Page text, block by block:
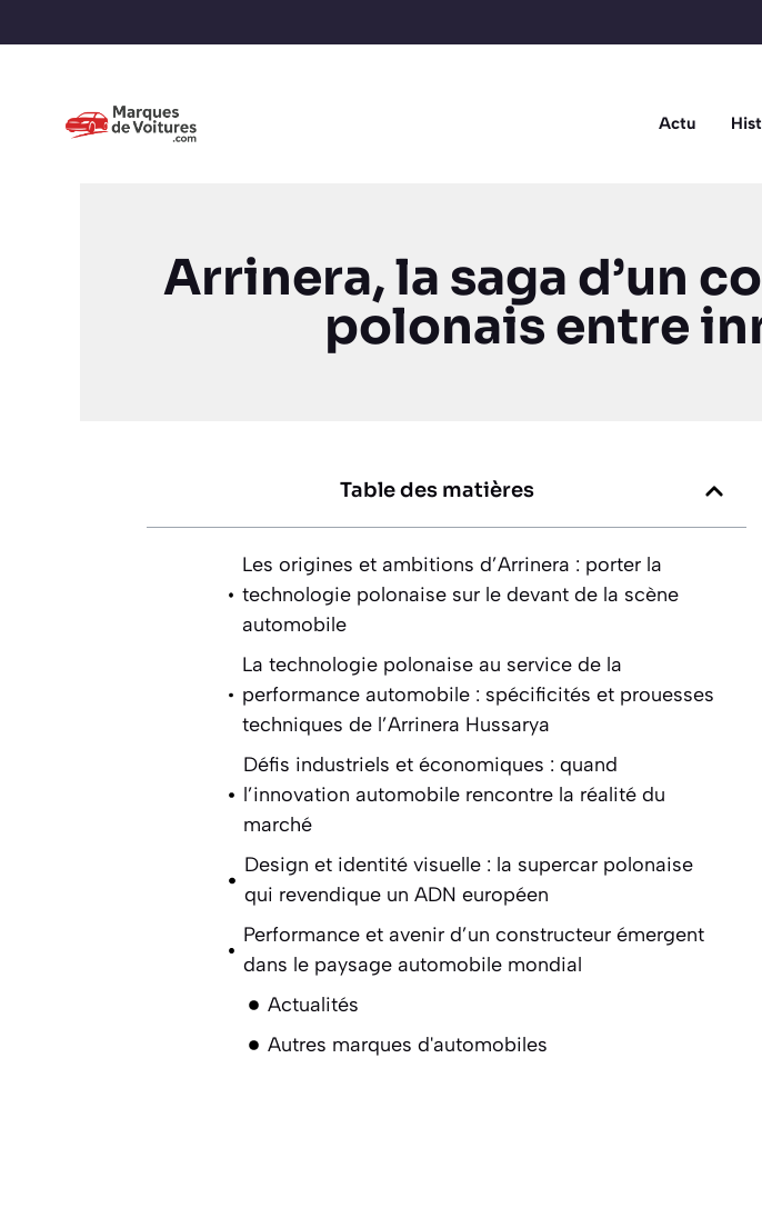
Actu
Arrinera, la saga d’un
polonais entre
Table des matières
Les origines et ambitions d’Arrinera : porter la
technologie polonaise sur le devant de la scène
automobile
La technologie polonaise au service de la
performance automobile : spécificités et prouesses
techniques de l’Arrinera Hussarya
Défis industriels et économiques : quand
l’innovation automobile rencontre la réalité du
marché
Design et identité visuelle : la supercar polonaise
qui revendique un ADN européen
Performance et avenir d’un constructeur émergent
dans le paysage automobile mondial
Actualités
Autres marques d'automobiles